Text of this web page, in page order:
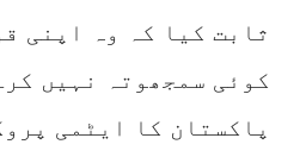
ثابت کیا کہ وہ اپنی
کوئی سمجھوتہ نہیں کرے
پاکستان کا ایٹمی